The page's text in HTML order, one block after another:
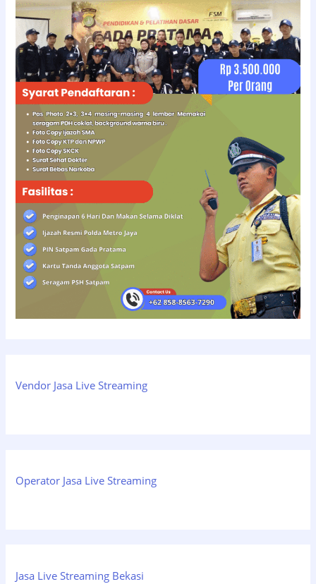
Vendor Jasa Live Streaming
Operator Jasa Live Streaming
Jasa Live Streaming Bekasi